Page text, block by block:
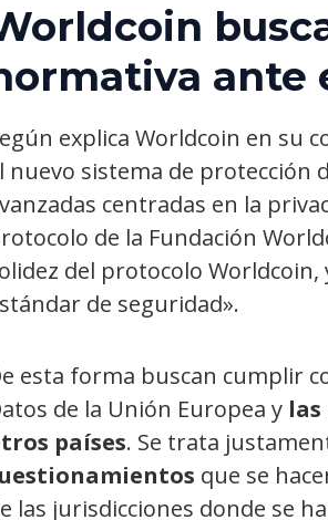
ante
explica Worldcoin en su
nuevo sistema de protección
centradas en la
de la Fundación
del protocolo
de seguridad».
esta forma buscan cumplir
de la Unión Europea y
países. Se trata
que se
las jurisdicciones donde se